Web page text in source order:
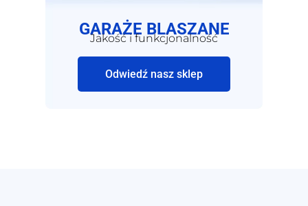
GARAŻE BLASZANE
Jakość i funkcjonalność
Odwiedź nasz sklep